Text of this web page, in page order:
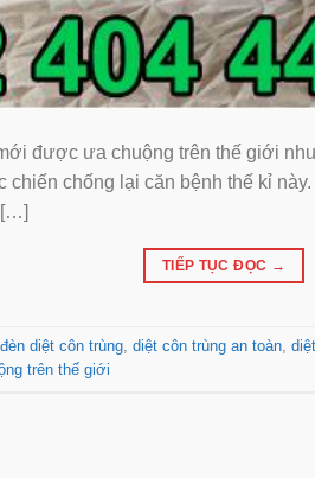
được ưa chuộng trên thế giới
chiến chống lại căn bệnh thế kỉ
[…]
TIẾP TỤC ĐỌC →
đèn diệt côn trùng, diệt côn trùng an toàn,
trên thế giới